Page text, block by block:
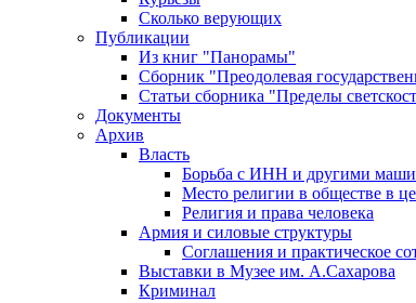
Сколько верующих
Публикации
Из книг "Панорамы"
Сборник "Преодолевая
Статьи сборника "Пределы
Документы
Архив
Власть
Борьба с ИНН и другими
Место религии в обществе в
Религия и права человека
Армия и силовые структуры
Соглашения и практическое
Выставки в Музее им. А.Сахарова
Криминал